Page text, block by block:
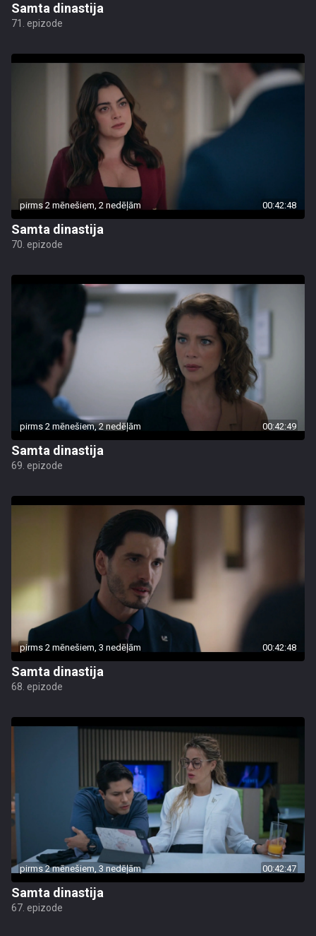
Samta dinastija
71. epizode
pirms 2 mēnešiem, 2 nedēļām 00:42:48
Samta dinastija
70. epizode
pirms 2 mēnešiem, 2 nedēļām 00:42:49
Samta dinastija
69. epizode
pirms 2 mēnešiem, 3 nedēļām 00:42:48
Samta dinastija
68. epizode
pirms 2 mēnešiem, 3 nedēļām 00:42:47
Samta dinastija
67. epizode